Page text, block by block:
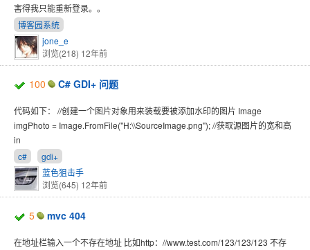
害得我只能重新登录。。
博客园系统
jone_e
浏览(218) 12年前
100 C# GDI+ 问题
代码如下： //创建一个图片对象用来装载要被添加水印的图片 Image
imgPhoto = Image.FromFile("H:\\SourceImage.png"); //获取源图片的宽和高
in
c#
gdi+
蓝色狙击手
浏览(645) 12年前
5 mvc 404
在地址栏输入一个不存在地址 比如http：//www.test.com/123/123/123 不存